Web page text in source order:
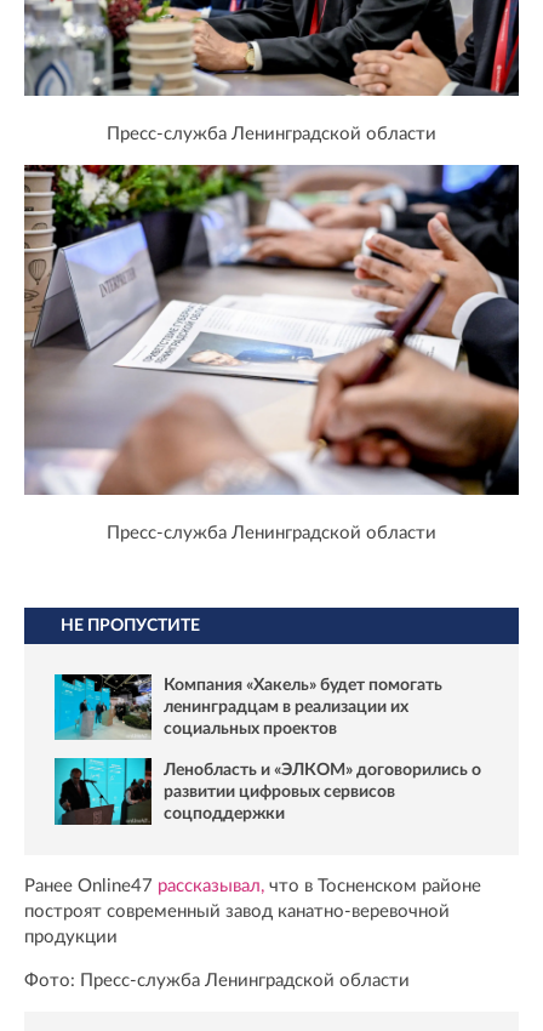
Пресс-служба Ленинградской области
Пресс-служба Ленинградской области
НЕ ПРОПУСТИТЕ
Компания «Хакель» будет помогать
ленинградцам в реализации их
социальных проектов
Ленобласть и «ЭЛКОМ» договорились о
развитии цифровых сервисов
соцподдержки
Ранее Online47 рассказывал, что в Тосненском районе
построят современный завод канатно-веревочной
продукции
Фото: Пресс-служба Ленинградской области